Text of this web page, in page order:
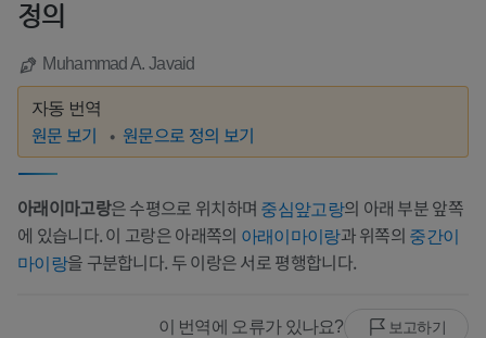
정의
Muhammad A. Javaid
자동 번역
원문 보기 원문으로 정의 보기
아래이마고랑은 수평으로 위치하며 중심앞고랑의 아래 부분 앞쪽
에 있습니다. 이 고랑은 아래쪽의 아래이마이랑과 위쪽의 중간이
마이랑을 구분합니다. 두 이랑은 서로 평행합니다.
이 번역에 오류가 있나요? 보고하기